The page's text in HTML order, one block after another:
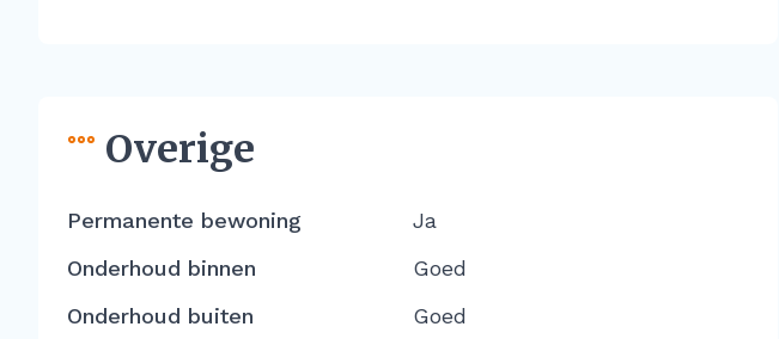
Overige
Permanente bewoning
Ja
Onderhoud binnen
Goed
Onderhoud buiten
Goed